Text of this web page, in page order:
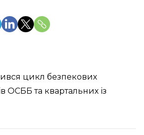
цикл безпекових
ОСББ та квартальних із